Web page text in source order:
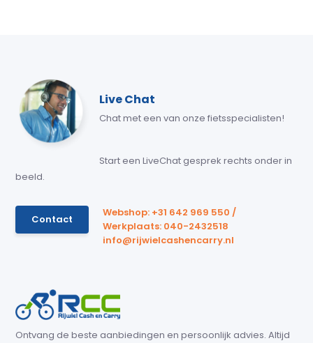
Live Chat
Chat met een van onze fietsspecialisten!
Start een LiveChat gesprek rechts onder in
beeld.
Contact
Webshop: +31 642 969 550 /
Werkplaats: 040-2432518
info@rijwielcashencarry.nl
Ontvang de beste aanbiedingen en persoonlijk advies. Altijd